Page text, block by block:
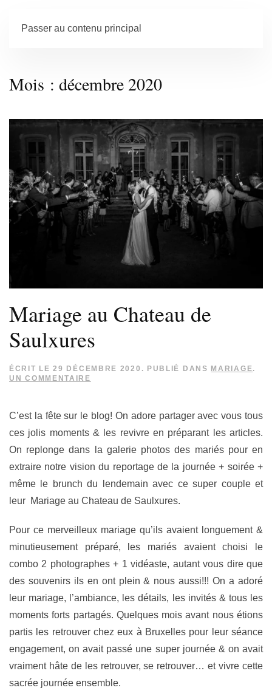
Passer au contenu principal
Mois : décembre 2020
Mariage au Chateau de
Saulxures
ÉCRIT LE29 DÉCEMBRE 2020 . PUBLIÉ DANS MARIAGE.
UN COMMENTAIRE
DE
C’est la fête sur le blog! On adore partager avec vous tous
ces jolis moments & les revivre en préparant les articles.
On replonge dans la galerie photos des mariés pour en
extraire notre vision du reportage de la journée + soirée +
même le brunch du lendemain avec ce super couple et
leur Mariage au Chateau de Saulxures.
Pour ce merveilleux mariage qu’ils avaient longuement &
minutieusement préparé, les mariés avaient choisi le
combo 2 photographes + 1 vidéaste, autant vous dire que
des souvenirs ils en ont plein & nous aussi!!! On a adoré
leur mariage, l’ambiance, les détails, les invités & tous les
moments forts partagés. Quelques mois avant nous étions
partis les retrouver chez eux à Bruxelles pour leur séance
engagement, on avait passé une super journée & on avait
vraiment hâte de les retrouver, se retrouver… et vivre cette
sacrée journée ensemble.